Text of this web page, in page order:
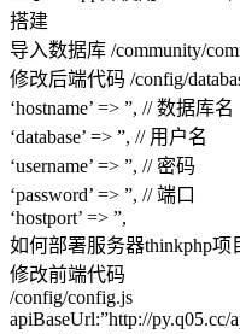
搭建
导入数据库 /community/
修改后端代码 /config/
‘hostname’ => ”, // 数据库名
‘database’ => ”, // 用户名
‘username’ => ”, // 密码
‘password’ => ”, // 端口
‘hostport’ => ”,
如何部署服务器thinkphp项
修改前端代码
/config/config.js
apiBaseUrl:”http://py.q05.cc/